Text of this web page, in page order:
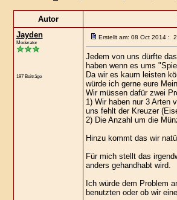
Autor
Jayden
Moderator
197 Beiträge
Erstellt am: 08 Oct 2014 :
Jedem von uns dürfte
haben wenn es ums
Da wir es kaum leisten
würde ich gerne eure
Wir müssen dafür zwei
1) Wir haben nur 3 Arten
uns fehlt der Kreuzer
2) Die Anzahl um die
Hinzu kommt das wir
Für mich stellt das
anders gehandhabt wird.
Ich würde dem Problem
benutzten oder ob wir